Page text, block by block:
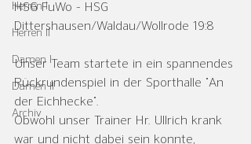
Herren I
Herren II
Damen I
Damen II
Archiv
HSG FuWo - HSG
Dittershausen/Waldau/Wollrode 19:8
Unser Team startete in ein spannendes
Rückrundenspiel in der Sporthalle "An
der Eichhecke".
Obwohl unser Trainer Hr. Ullrich krank
war und nicht dabei sein konnte,